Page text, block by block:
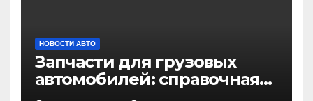
НОВОСТИ АВТО
Запчасти для грузовых
автомобилей: справочная
база по корейским и